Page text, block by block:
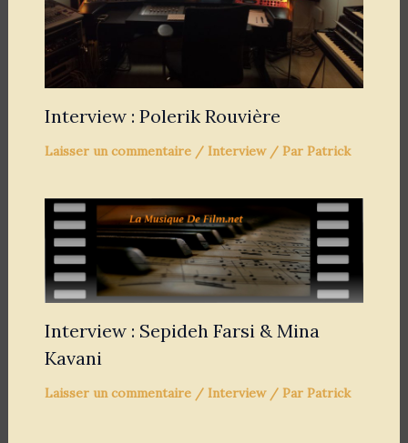
Interview : Polerik Rouvière
Laisser un commentaire / Interview/ Par Patrick
Interview : Sepideh Farsi & Mina
Kavani
Laisser un commentaire / Interview/ Par Patrick